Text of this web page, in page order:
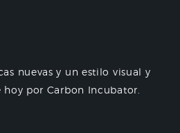
nuevas y un estilo visual y
por Carbon Incubator.